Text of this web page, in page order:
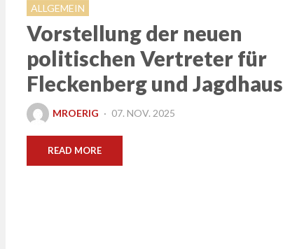
ALLGEMEIN
Vorstellung der neuen
politischen Vertreter für
Fleckenberg und Jagdhaus
MROERIG
POSTED
07. NOV. 2025
READ MORE